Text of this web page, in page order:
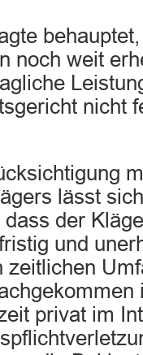
noch weit
nicht
lässt
der
und
zeitlichen
privat im